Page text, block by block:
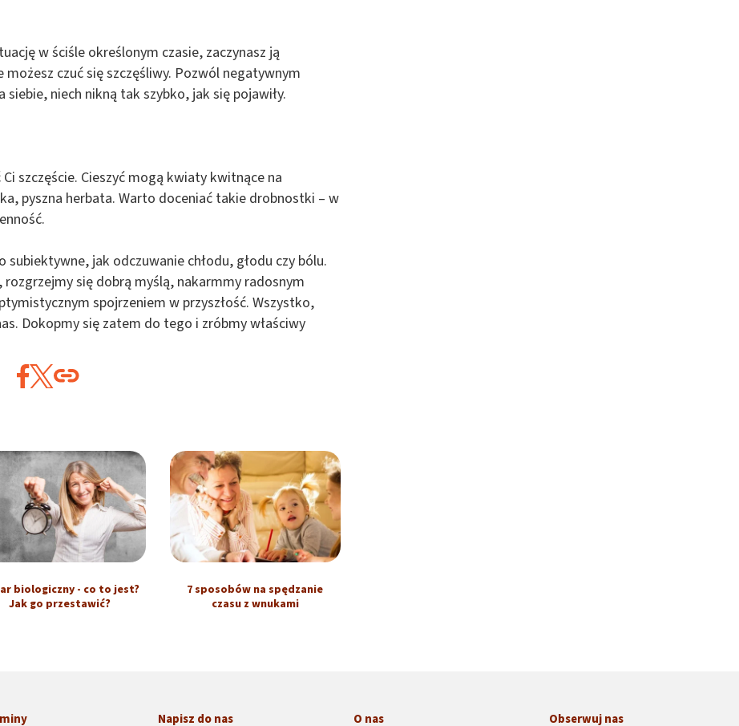
w ściśle określonym czasie, zaczynasz ją
czuć się szczęśliwy. Pozwól negatywnym
niech nikną tak szybko, jak się pojawiły.
szczęście. Cieszyć mogą kwiaty kwitnące na
pyszna herbata. Warto doceniać takie drobnostki – w
jak odczuwanie chłodu, głodu czy bólu.
się dobrą myślą, nakarmmy radosnym
spojrzeniem w przyszłość. Wszystko,
Dokopmy się zatem do tego i zróbmy właściwy
biologiczny - co to jest?
Jak go przestawić?
7 sposobów na spędzanie
czasu z wnukami
Napisz do nas O nas Obserwuj nas